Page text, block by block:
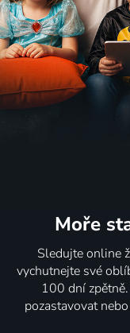
Moře
Sledujte online
vychutnejte své
100 dní
pozastavovat